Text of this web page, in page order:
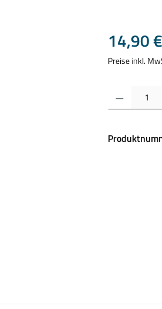
Regulärer
14,90 €
Preise inkl.
Produkt